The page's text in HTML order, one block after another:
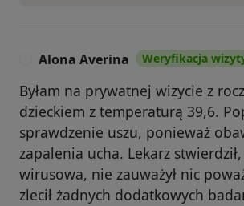
Alona Averina Weryfikacja
Byłam na prywatnej wizycie z
dzieckiem z temperaturą 39,6.
sprawdzenie uszu, ponieważ
zapalenia ucha. Lekarz
wirusowa, nie zauważył nic
zlecił żadnych dodatkowych